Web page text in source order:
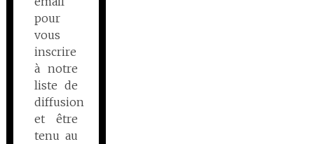
pour
vous
inscrire
à notre
liste de
diffusion
et être
tenu au